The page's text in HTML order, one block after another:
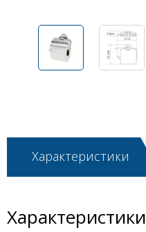
Характеристики
Характеристики